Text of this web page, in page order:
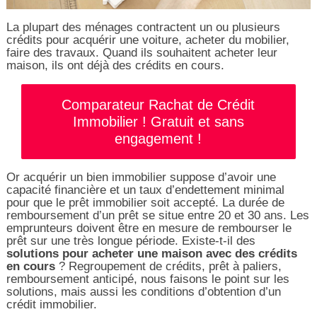
La plupart des ménages contractent un ou plusieurs
crédits pour acquérir une voiture, acheter du mobilier,
faire des travaux. Quand ils souhaitent acheter leur
maison, ils ont déjà des crédits en cours.
Comparateur Rachat de Crédit
Immobilier ! Gratuit et sans
engagement !
Or acquérir un bien immobilier suppose d’avoir une
capacité financière et un taux d’endettement minimal
pour que le prêt immobilier soit accepté. La durée de
remboursement d’un prêt se situe entre 20 et 30 ans. Les
emprunteurs doivent être en mesure de rembourser le
prêt sur une très longue période. Existe-t-il des
solutions pour acheter une maison avec des crédits
en cours? Regroupement de crédits, prêt à paliers,
remboursement anticipé, nous faisons le point sur les
solutions, mais aussi les conditions d’obtention d’un
crédit immobilier.